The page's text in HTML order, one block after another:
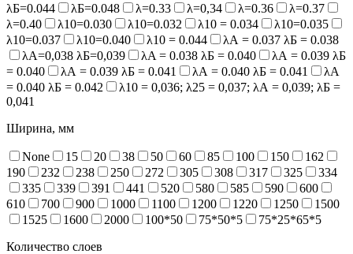
λБ=0.044
λБ=0.048 λ=0.33 λ=0,34 λ=0.36
λ=0.37
λ=0.40
λ10=0.030 λ10=0.032 λ10 = 0.034
λ10=0.035
λ10=0.037
λ10=0.040 λ10 = 0.044
λА = 0.037 λБ = 0.038
λА=0,038 λБ=0,039
λA = 0.038 λБ = 0.040
λА = 0.039 λБ
= 0.040
λА = 0.039 λБ = 0.041 λА = 0.040 λБ = 0.041
λА
= 0.040 λБ = 0.042
λ10 = 0,036; λ25 = 0,037; λА = 0,039; λБ =
0,041
Ширина, мм
None 15 20 38 50 60 85 100 150
162
190
232 238 250 272 305 308 317 325
334
335
339 391 441 520 580 585 590
600
610
700 900 1000 1100 1200 1220 1250
1500
1525
1600 2000 100*50 75*50*5
75*25*65*5
Количество слоев